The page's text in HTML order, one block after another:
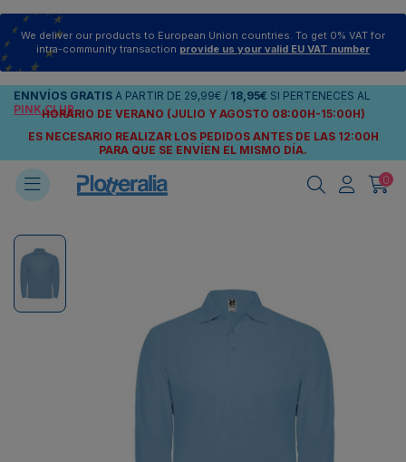
We deliver our products to European Union countries. To get 0% VAT for
intra-community transaction provide us your valid EU VAT number
ENNVÍOS GRATIS A PARTIR DE 29,99€ / 18,95€ SI PERTENECES AL
PINK CLUB
HORARIO DE VERANO (JULIO Y AGOSTO 08:00H-15:00H)
ES NECESARIO REALIZAR LOS PEDIDOS ANTES DE LAS 12:00H
PARA QUE SE ENVÍEN EL MISMO DÍA.
0